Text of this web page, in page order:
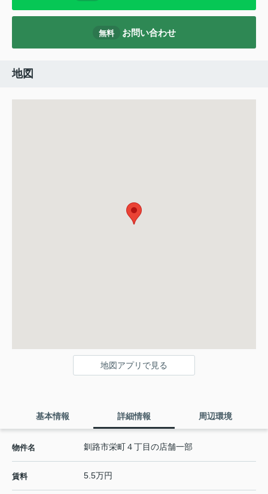
無料 お問い合わせ
地図
地図アプリで見る
基本情報 詳細情報 周辺環境
物件名 釧路市栄町４丁目の店舗一部
賃料 5.5万円